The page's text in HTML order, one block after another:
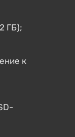
ГБ);
к